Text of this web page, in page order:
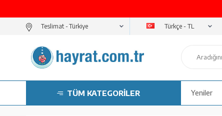
Teslimat - Türkçe - TL
TÜM KATEGORİLER Yeniler